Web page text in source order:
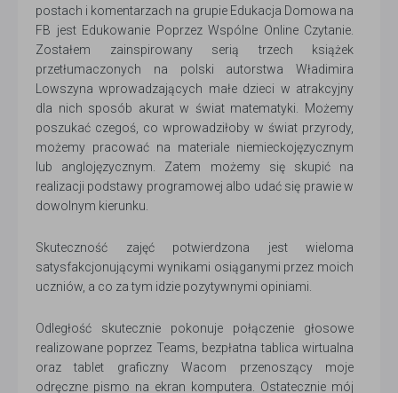
postach i komentarzach na grupie Edukacja Domowa na
FB jest Edukowanie Poprzez Wspólne Online Czytanie.
Zostałem zainspirowany serią trzech książek
przetłumaczonych na polski autorstwa Władimira
Lowszyna wprowadzających małe dzieci w atrakcyjny
dla nich sposób akurat w świat matematyki. Możemy
poszukać czegoś, co wprowadziłoby w świat przyrody,
możemy pracować na materiale niemieckojęzycznym
lub anglojęzycznym. Zatem możemy się skupić na
realizacji podstawy programowej albo udać się prawie w
dowolnym kierunku.
Skuteczność zajęć potwierdzona jest wieloma
satysfakcjonującymi wynikami osiąganymi przez moich
uczniów, a co za tym idzie pozytywnymi opiniami.
Odległość skutecznie pokonuje połączenie głosowe
realizowane poprzez Teams, bezpłatna tablica wirtualna
oraz tablet graficzny Wacom przenoszący moje
odręczne pismo na ekran komputera. Ostatecznie mój